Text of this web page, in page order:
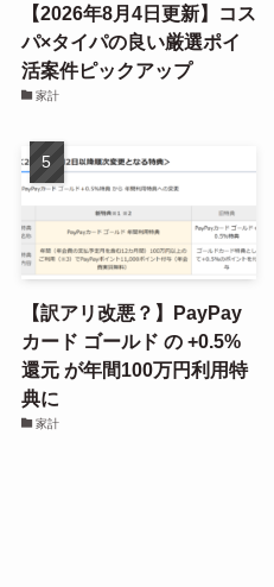
【2026年8月4日更新】コス
パ×タイパの良い厳選ポイ
活案件ピックアップ
家計
【訳アリ改悪？】PayPay
カード ゴールド の +0.5%
還元 が年間100万円利用特
典に
家計